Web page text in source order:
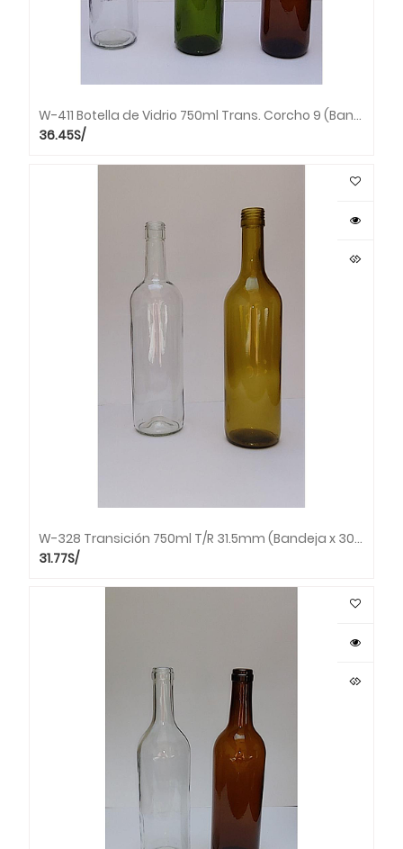
W-411 Botella de Vidrio 750ml Trans. Corcho 9 (Bandeja x 30 unds.)
S/
36.45
W-328 Transición 750ml T/R 31.5mm (Bandeja x 30 unds.)
S/
31.77